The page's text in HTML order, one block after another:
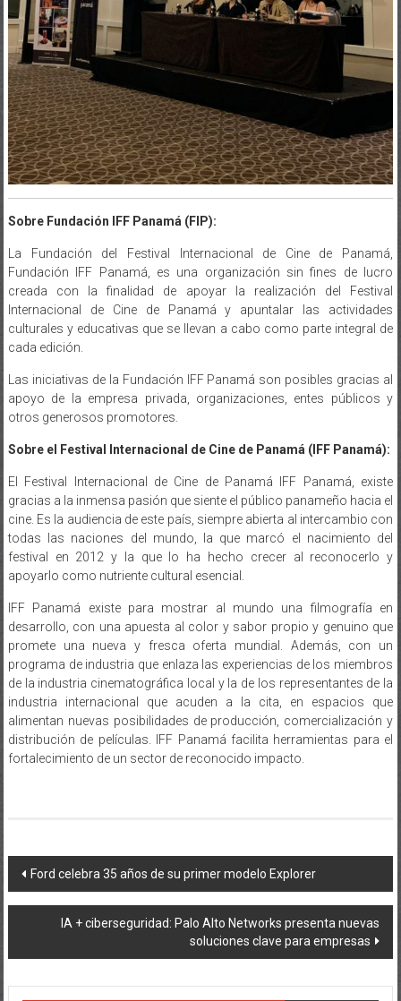
Sobre Fundación IFF Panamá (FIP):
La Fundación del Festival Internacional de Cine de Panamá,
Fundación IFF Panamá, es una organización sin fines de lucro
creada con la finalidad de apoyar la realización del Festival
Internacional de Cine de Panamá y apuntalar las actividades
culturales y educativas que se llevan a cabo como parte integral de
cada edición.
Las iniciativas de la Fundación IFF Panamá son posibles gracias al
apoyo de la empresa privada, organizaciones, entes públicos y
otros generosos promotores.
Sobre el Festival Internacional de Cine de Panamá (IFF Panamá):
El Festival Internacional de Cine de Panamá IFF Panamá, existe
gracias a la inmensa pasión que siente el público panameño hacia el
cine. Es la audiencia de este país, siempre abierta al intercambio con
todas las naciones del mundo, la que marcó el nacimiento del
festival en 2012 y la que lo ha hecho crecer al reconocerlo y
apoyarlo como nutriente cultural esencial.
IFF Panamá existe para mostrar al mundo una filmografía en
desarrollo, con una apuesta al color y sabor propio y genuino que
promete una nueva y fresca oferta mundial. Además, con un
programa de industria que enlaza las experiencias de los miembros
de la industria cinematográfica local y la de los representantes de la
industria internacional que acuden a la cita, en espacios que
alimentan nuevas posibilidades de producción, comercialización y
distribución de películas. IFF Panamá facilita herramientas para el
fortalecimiento de un sector de reconocido impacto.
Navegación
de
entradas
Ford celebra 35 años de su primer modelo Explorer
IA + ciberseguridad: Palo Alto Networks presenta nuevas
soluciones clave para empresas